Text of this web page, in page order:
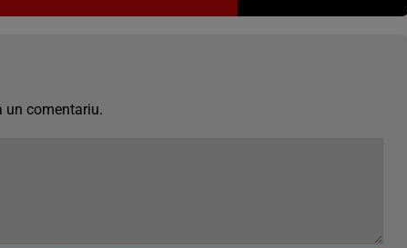
un comentariu.